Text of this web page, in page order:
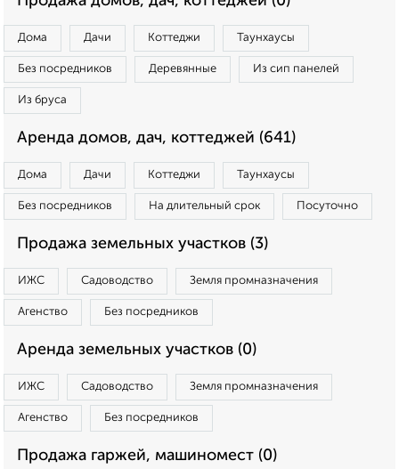
Дома Дачи Коттеджи Таунхаусы
Без посредников Деревянные Из сип панелей
Из бруса
Аренда домов, дач, коттеджей (641)
Дома Дачи Коттеджи Таунхаусы
Без посредников На длительный срок Посуточно
Продажа земельных участков (3)
ИЖС Садоводство Земля промназначения
Агенство Без посредников
Аренда земельных участков (0)
ИЖС Садоводство Земля промназначения
Агенство Без посредников
Продажа гаржей, машиномест (0)